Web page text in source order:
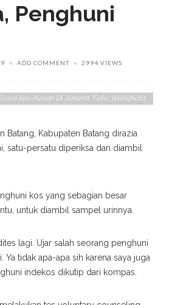
Penghuni
ADD COMMENT 2994 VIEWS
Kos-Kosan Di Jakarta. Foto: Wartakota
Batang, Kabupaten Batang dirazia
satu-persatu diperiksa dan diambil
kos yang sebagian besar
untuk diambil sampel urinnya.
lagi. Ujar salah seorang penghuni
tidak apa-apa sih karena saya juga
indekos dikutip dari kompas.